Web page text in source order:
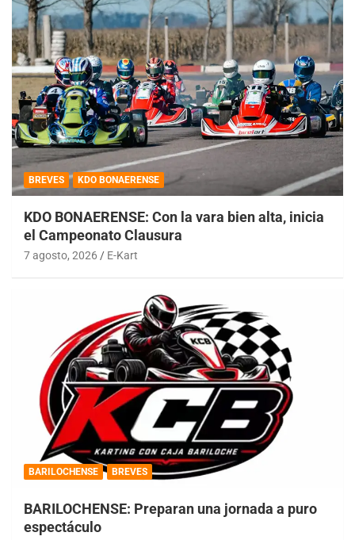
BREVES KDO BONAERENSE
KDO BONAERENSE: Con la vara bien alta, inicia
el Campeonato Clausura
7 agosto, 2026 E-Kart
BARILOCHENSE BREVES
BARILOCHENSE: Preparan una jornada a puro
espectáculo